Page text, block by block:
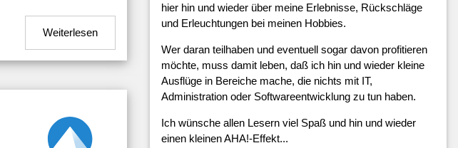
Weiterlesen
hier hin und wieder über meine Erlebnisse, Rückschläge
und Erleuchtungen bei meinen Hobbies.
Wer daran teilhaben und eventuell sogar davon profitieren
möchte, muss damit leben, daß ich hin und wieder kleine
Ausflüge in Bereiche mache, die nichts mit IT,
Administration oder Softwareentwicklung zu tun haben.
Ich wünsche allen Lesern viel Spaß und hin und wieder
einen kleinen AHA!-Effekt...